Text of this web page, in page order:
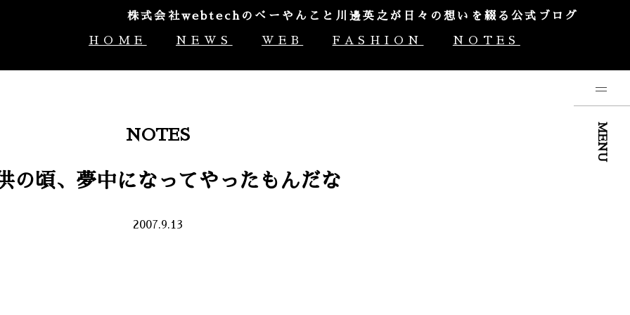
株式会社webtechのべーやんこと川邊英之が日々の想いを綴る公式ブログ
HOME NEWS WEB FASHION NOTES
NOTES
の頃、夢中になってやったもんだな
2007.9.13
MENU